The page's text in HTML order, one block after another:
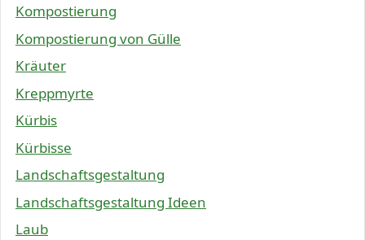
Kompostierung
Kompostierung von Gülle
Kräuter
Kreppmyrte
Kürbis
Kürbisse
Landschaftsgestaltung
Landschaftsgestaltung Ideen
Laub